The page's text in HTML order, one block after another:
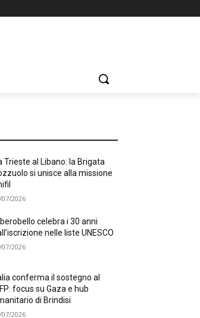
Trieste al Libano: la Brigata
si unisce alla missione
07/2026
celebra i 30 anni
nelle liste UNESCO
07/2026
conferma il sostegno al
focus su Gaza e hub
di Brindisi
07/2026